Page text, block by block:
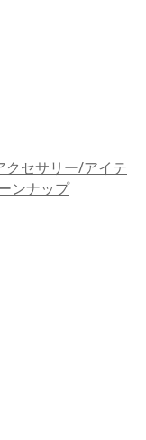
クセサリー/アイテ
ンナップ